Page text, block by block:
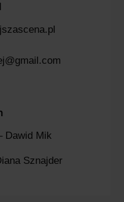
Dawid Mik
Sznajder